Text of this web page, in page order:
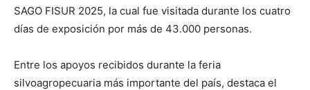
SAGO FISUR 2025, la cual fue visitada durante los cuatro
días de exposición por más de 43.000 personas.
Entre los apoyos recibidos durante la feria
silvoagropecuaria más importante del país, destaca el